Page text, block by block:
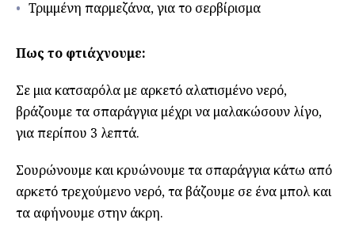
Τριμμένη παρμεζάνα, για το σερβίρισμα
Πως το φτιάχνουμε:
Σε μια κατσαρόλα με αρκετό αλατισμένο νερό,
βράζουμε τα σπαράγγια μέχρι να μαλακώσουν λίγο,
για περίπου 3 λεπτά.
Σουρώνουμε και κρυώνουμε τα σπαράγγια κάτω από
αρκετό τρεχούμενο νερό, τα βάζουμε σε ένα μπολ και
τα αφήνουμε στην άκρη.